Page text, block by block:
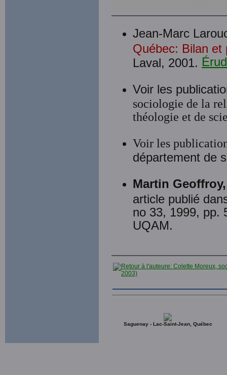
Jean-Marc
Québec: Bilan et
Laval, 2001.
Voir les
sociologie de la
théologie et de
Voir les
département de
Martin
article publié
no 33, 1999, pp.
UQAM.
Saguenay - Lac-Saint-Jean, Québec